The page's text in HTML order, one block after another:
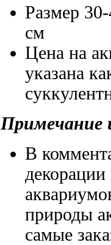
Размер
см
Цена на
указана
Примечание
В
природы
самые